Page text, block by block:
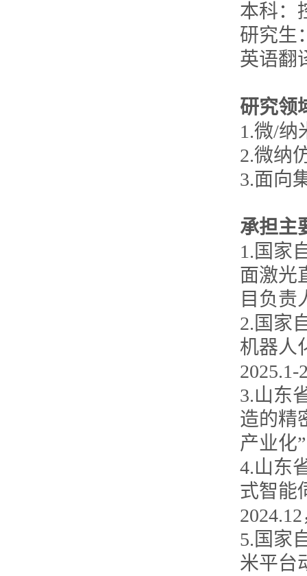
本科：
研究生
英语翻
研究领
1.微/纳
2.微纳
3.面向
承担主
1.国家
面激光
目负责
2.国家
机器人
2025.1-
3.山东
造的精
产业化
4.山东
式智能
5.国家
米平台